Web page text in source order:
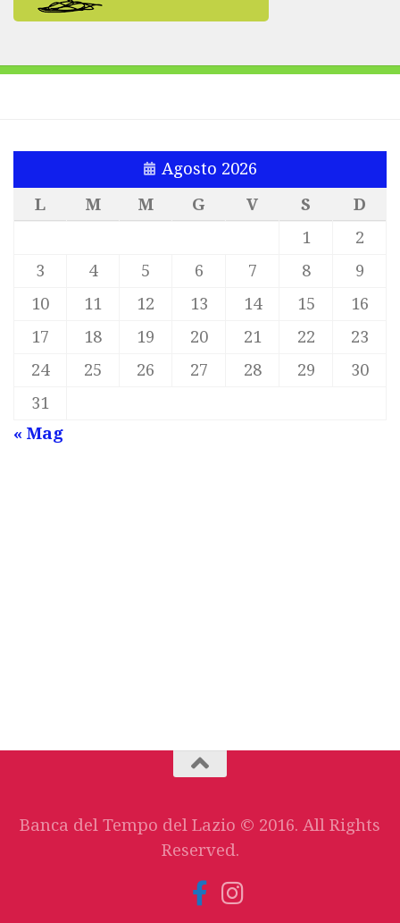
Agosto 2026
L
M M G V S
D
1
2
3
4 5 6 7 8
9
10
11 12 13 14 15
16
17
18 19 20 21 22
23
24
25 26 27 28 29
30
31
« Mag
Banca del Tempo del Lazio © 2016. All Rights
Reserved.